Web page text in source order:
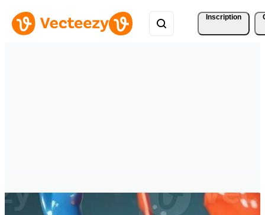
Inscription